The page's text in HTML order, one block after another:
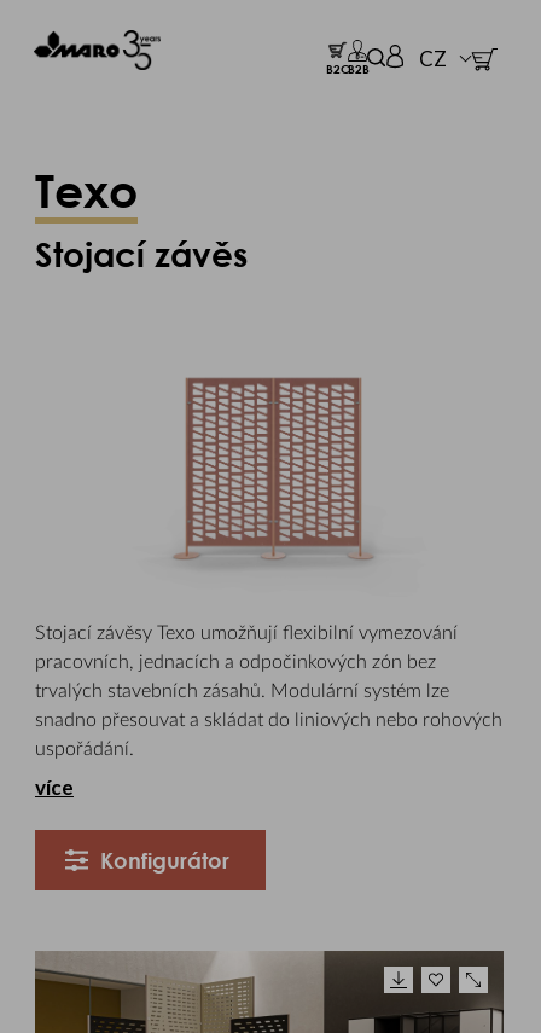
B2CB2B CZ
Texo
Stojací závěs
Stojací závěsy Texo umožňují flexibilní vymezování
pracovních, jednacích a odpočinkových zón bez
trvalých stavebních zásahů. Modulární systém lze
snadno přesouvat a skládat do liniových nebo rohových
uspořádání.
více
Konfigurátor